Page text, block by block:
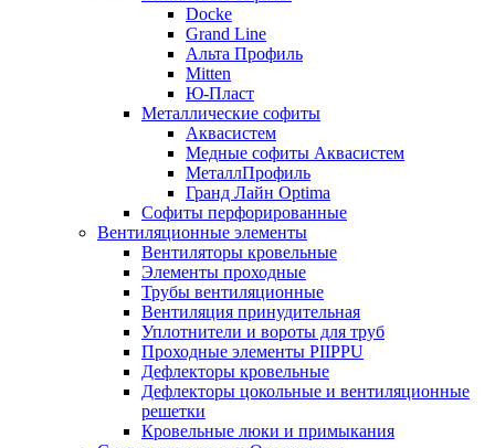
Docke
Grand Line
Альта Профиль
Mitten
Ю-Пласт
Металлические софиты
Аквасистем
Медные софиты Аквасистем
МеталлПрофиль
Гранд Лайн Optima
Софиты перфорированные
Вентиляционные элементы
Вентиляторы кровельные
Элементы проходные
Трубы вентиляционные
Вентиляция принудительная
Уплотнители и вороты для труб
Проходные элементы PIIPPU
Дефлекторы кровельные
Дефлекторы цокольные и вентиляционные
решетки
Кровельные люки и примыкания